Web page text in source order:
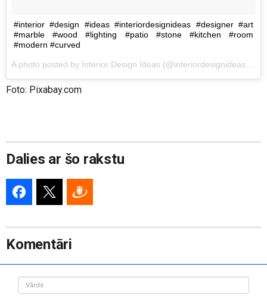
#interior #design #ideas #interiordesignideas #designer #art
#marble #wood #lighting #patio #stone #kitchen #room
#modern #curved
Foto: Pixabay.com
Dalies ar šo rakstu
Komentāri
Vārds